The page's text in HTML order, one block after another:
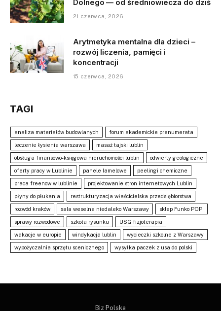
Dolnego — od średniowiecza do dziś
21 czerwca, 2026
Arytmetyka mentalna dla dzieci –
rozwój liczenia, pamięci i
koncentracji
15 czerwca, 2026
TAGI
analiza materiałów budowlanych forum akademickie prenumerata
leczenie łysienia warszawa masaż tajski lublin
obsługa finansowo-księgowa nieruchomości lublin odwierty geologiczne
oferty pracy w Lublinie panele lamelowe peelingi chemiczne
praca freenow w lublinie projektowanie stron internetowych Lublin
płyny do płukania restrukturyzacja właścicielska przedsiębiorstwa
rozwód kraków sala weselna niedaleko Warszawy sklep Funko POP!
sprawy rozwodowe szkoła rysunku USG fizjoterapia
wakacje w europie windykacja lublin wycieczki szkolne z Warszawy
wypożyczalnia sprzętu scenicznego wysyłka paczek z usa do polski
Biz Polska